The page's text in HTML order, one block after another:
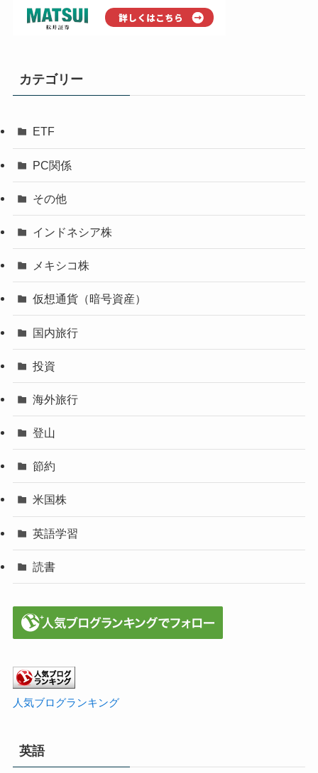
カテゴリー
ETF
PC関係
その他
インドネシア株
メキシコ株
仮想通貨（暗号資産）
国内旅行
投資
海外旅行
登山
節約
米国株
英語学習
読書
人気ブログランキング
英語